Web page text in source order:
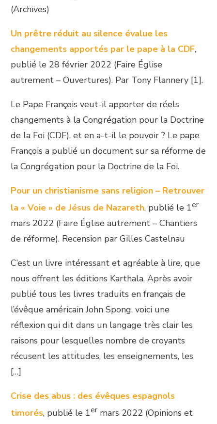
(Archives)
Un prêtre réduit au silence évalue les
changements apportés par le pape à la CDF,
publié le 28 février 2022 (Faire Église
autrement – Ouvertures). Par Tony Flannery [1].
Le Pape François veut-il apporter de réels
changements à la Congrégation pour la Doctrine
de la Foi (CDF), et en a-t-il le pouvoir ? Le pape
François a publié un document sur sa réforme de
la Congrégation pour la Doctrine de la Foi.
Pour un christianisme sans religion – Retrouver
la « Voie » de Jésus de Nazareth, publié le 1er
mars 2022 (Faire Église autrement – Chantiers
de réforme). Recension par Gilles Castelnau
C’est un livre intéressant et agréable à lire, que
nous offrent les éditions Karthala. Après avoir
publié tous les livres traduits en français de
l’évêque américain John Spong, voici une
réflexion qui dit dans un langage très clair les
raisons pour lesquelles nombre de croyants
récusent les attitudes, les enseignements, les
[…]
Crise des abus : des évêques espagnols
timorés, publié le 1er mars 2022 (Opinions et